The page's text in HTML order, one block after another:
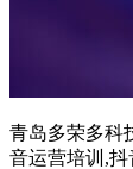
青岛多荣多科
音运营培训,